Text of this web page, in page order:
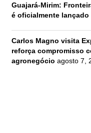
Guajará-Mirim:
é oficialmente lançado
Carlos Magno visita
reforça compromisso
agronegócio agosto 7,